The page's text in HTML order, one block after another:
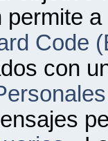
permite
Code
con